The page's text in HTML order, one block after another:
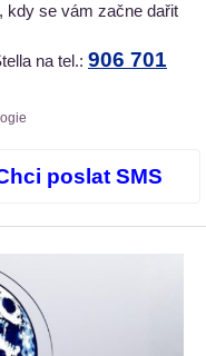
kdy se vám začne dařit
na tel.: 906 701
poslat SMS